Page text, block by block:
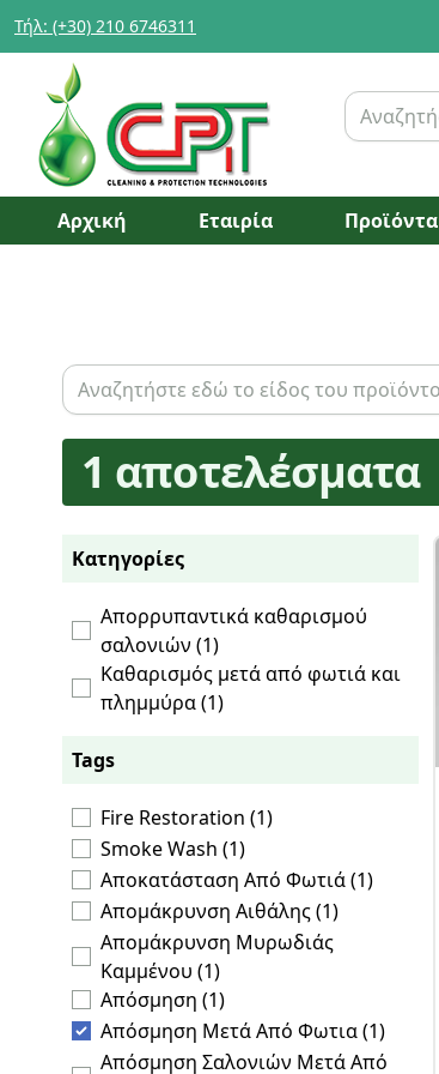
Τήλ: (+30) 210 6746311
Αρχική Εταιρία Προϊόντα
1 αποτελέσματα
Κατηγορίες
Απορρυπαντικά καθαρισμού
σαλονιών (1)
Καθαρισμός μετά από φωτιά και
πλημμύρα (1)
Tags
Fire Restoration (1)
Smoke Wash (1)
Αποκατάσταση Από Φωτιά (1)
Απομάκρυνση Αιθάλης (1)
Απομάκρυνση Μυρωδιάς
Καμμένου (1)
Απόσμηση (1)
Απόσμηση Μετά Από Φωτια (1)
Απόσμηση Σαλονιών Μετά Από